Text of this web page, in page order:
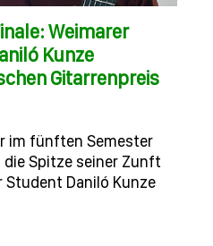
Weimarer
Kunze
Gitarrenpreis
im fünften Semester
Spitze seiner Zunft
Student Daniló Kunze